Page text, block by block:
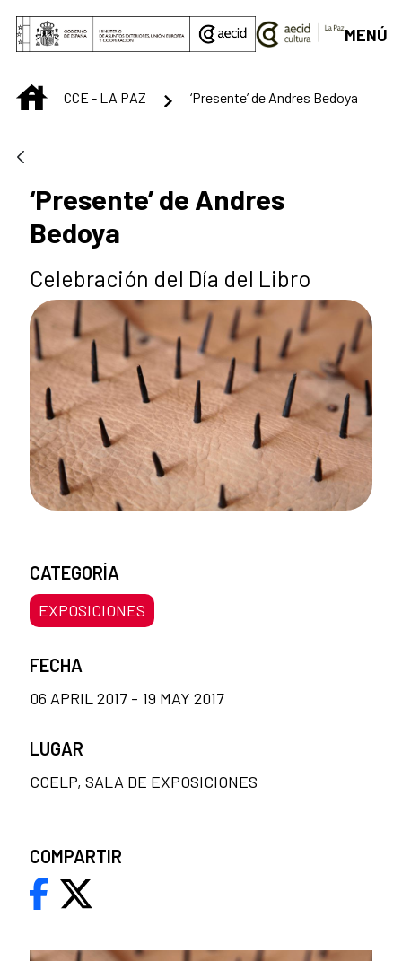
Skip to Main Content
MENÚ
INICIOCCE - LA PAZ ‘Presente’ de Andres Bedoya
‘Presente’ de Andres
Bedoya
Celebración del Día del Libro
CATEGORÍA
EXPOSICIONES
FECHA
06 APRIL 2017 - 19 MAY 2017
LUGAR
CCELP, SALA DE EXPOSICIONES
COMPARTIR